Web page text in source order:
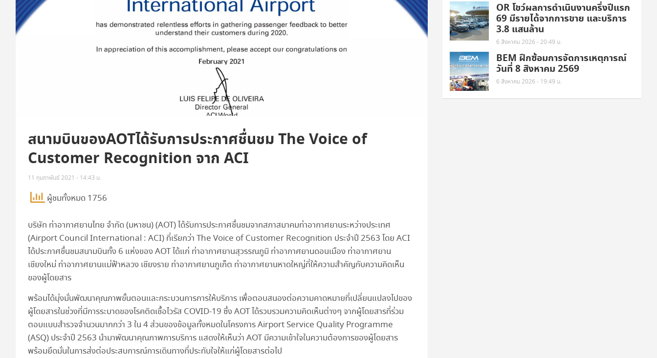
สนามบินของAOTได้รับการประกาศชื่นชม The Voice of
Customer Recognition จาก ACI
11 กุมภาพันธ์ 2021 - 14:43 น.
ผู้ชมทั้งหมด 1756
บริษัท ท่าอากาศยานไทย จำกัด (มหาชน) (AOT) ได้รับการประกาศชื่นชมจากสภาสมาคมท่าอากาศยานระหว่างประเทศ
(Airport Council International : ACI) ที่เรียกว่า The Voice of Customer Recognition ประจำปี 2563 โดย ACI
ได้ประกาศชื่นชมสนามบินทั้ง 6 แห่งของ AOT ได้แก่ ท่าอากาศยานสุวรรณภูมิ ท่าอากาศยานดอนเมือง ท่าอากาศยาน
เชียงใหม่ ท่าอากาศยานแม่ฟ้าหลวง เชียงราย ท่าอากาศยานภูเก็ต ท่าอากาศยานหาดใหญ่ที่ให้ความสำคัญกับความคิดเห็น
ของผู้โดยสาร
พร้อมได้มุ่งมั่นพัฒนาคุณภาพขั้นตอนและกระบวนการการให้บริการ เพื่อตอบสนองต่อความคาดหมายที่เปลี่ยนแปลงไปของ
ผู้โดยสารในช่วงที่มีการระบาดของโรคติดเชื้อไวรัส COVID-19 ซึ่ง AOT ได้รวบรวมความคิดเห็นต่างๆ จากผู้โดยสารที่ร่วม
ตอบแบบสำรวจจำนวนมากกว่า 3 ใน 4 ส่วนของข้อมูลทั้งหมดในโครงการ Airport Service Quality Programme
(ASQ) ประจำปี 2563 นำมาพัฒนาคุณภาพการบริการ แสดงให้เห็นว่า AOT มีความเข้าใจในความต้องการของผู้โดยสาร
พร้อมยึดมั่นในการส่งต่อประสบการณ์การเดินทางที่ประทับใจให้แก่ผู้โดยสารต่อไป
OR โชว์ผลการดำเนินงานครึ่งปีแรก
69 มีรายได้จากการขาย และบริการ
3.8 แสนล้าน
6 สิงหาคม 2026 - 20:49 น.
BEM ฝึกซ้อมการจัดการเหตุการณ์
วันที่ 8 สิงหาคม 2569
6 สิงหาคม 2026 - 19:49 น.